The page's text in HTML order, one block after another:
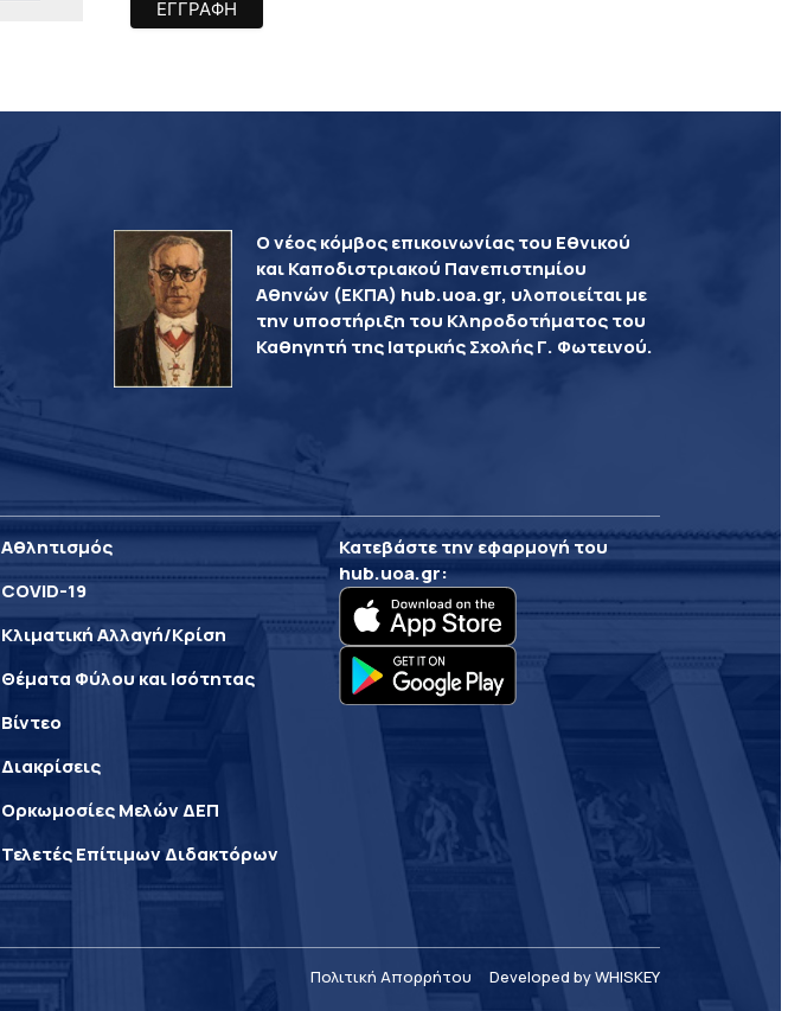
Ο νέος κόμβος επικοινωνίας του Εθνικού
και Καποδιστριακού Πανεπιστημίου
Αθηνών (ΕΚΠΑ) hub.uoa.gr, υλοποιείται με
την υποστήριξη του Κληροδοτήματος του
Καθηγητή της Ιατρικής Σχολής Γ. Φωτεινού.
Αθλητισμός
COVID-19
Κλιματική Αλλαγή/Κρίση
Θέματα Φύλου και Ισότητας
Βίντεο
Διακρίσεις
Ορκωμοσίες Μελών ΔΕΠ
Τελετές Επίτιμων Διδακτόρων
Κατεβάστε την εφαρμογή του
hub.uoa.gr:
Πολιτική Απορρήτου Developed by WHISKEY